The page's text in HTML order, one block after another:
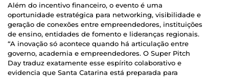
Além do incentivo financeiro, o evento é uma
oportunidade estratégica para networking, visibilidade e
geração de conexões entre empreendedores, instituições
de ensino, entidades de fomento e lideranças regionais.
“A inovação só acontece quando há articulação entre
governo, academia e empreendedores. O Super Pitch
Day traduz exatamente esse espírito colaborativo e
evidencia que Santa Catarina está preparada para